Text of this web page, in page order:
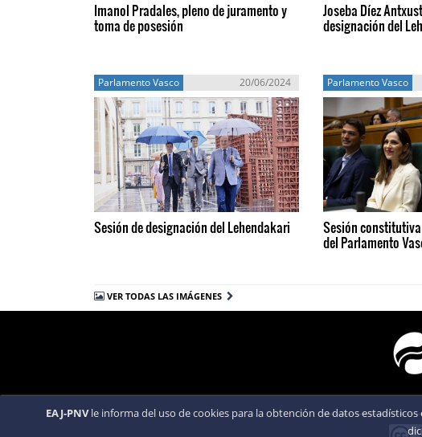
Imanol Pradales, pleno de juramento y
toma de posesión
Joseba Díez
designación del
Parlamento Vasco 20/06/2024
Sesión de designación del Lehendakari
Parlamento Vasco
Sesión
del Parlamento
VER TODAS LAS IMÁGENES
EAJ-PNVle informa del uso de cookies para la obtención de datos